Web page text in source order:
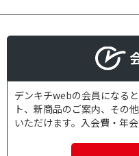
デンキチwebの会員になる
ト、新商品のご案内、その
いただけます。入会費・年